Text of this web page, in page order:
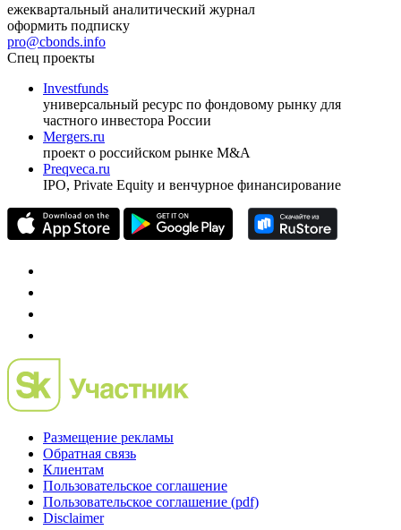
ежеквартальный аналитический журнал
оформить подписку
pro@cbonds.info
Спец проекты
Investfunds
универсальный ресурс по фондовому рынку для
частного инвестора России
Mergers.ru
проект о российском рынке M&A
Preqveca.ru
IPO, Private Equity и венчурное финансирование
Размещение рекламы
Обратная связь
Клиентам
Пользовательское соглашение
Пользовательское соглашение (pdf)
Disclaimer